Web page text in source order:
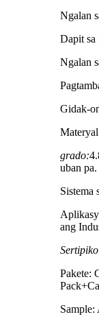
Ngalan
Dapit sa
Ngalan
Gidak-
grado:
uban pa.
Sistema
ang
Pakete:
Sample: